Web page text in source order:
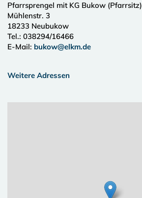
Pfarrsprengel mit KG Bukow (Pfarrsitz)
Mühlenstr. 3
18233 Neubukow
Tel.: 038294/16466
E-Mail: bukow@elkm.de
Weitere Adressen